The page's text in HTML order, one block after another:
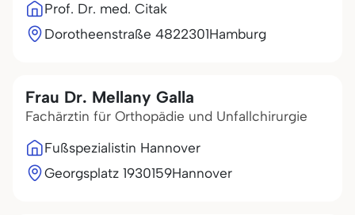
Prof. Dr. med. Citak
Dorotheenstraße 4822301Hamburg
Frau Dr. Mellany Galla
Fachärztin für Orthopädie und Unfallchirurgie
Fußspezialistin Hannover
Georgsplatz 1930159Hannover